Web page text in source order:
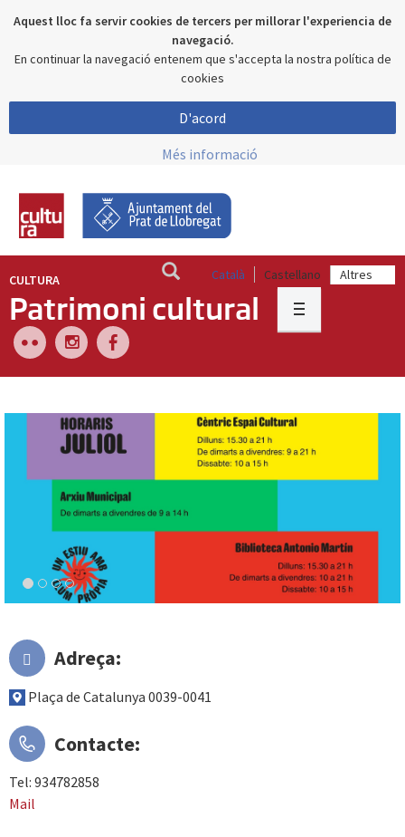
Aquest lloc fa servir cookies de tercers per millorar l'experiencia de
navegació.
En continuar la navegació entenem que s'accepta la nostra política de
cookies
D'acord
Més informació
Català Castellano
CULTURA
Patrimoni cultural
Adreça:
Plaça de Catalunya 0039-0041
Contacte:
Tel: 934782858
Mail